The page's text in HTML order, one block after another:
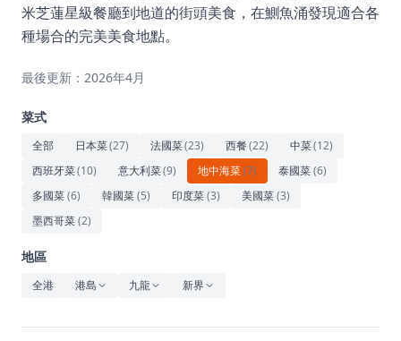
美食佳餚
藝術文化
休閒
音樂
米芝蓮星級餐廳到地道的街頭美食，在鰂魚涌發現適合各
種場合的完美美食地點。
最後更新：2026年4月
菜式
全部 日本菜(27) 法國菜(23) 西餐(22) 中菜(12)
西班牙菜(10) 意大利菜(9) 地中海菜(7) 泰國菜(6)
多國菜(6) 韓國菜(5) 印度菜(3) 美國菜(3)
墨西哥菜(2)
地區
全港 港島 九龍 新界